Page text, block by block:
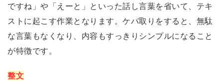
ですね」や「えーと」といった話し言葉を省いて、テキ
ストに起こす作業となります。ケバ取りをすると、無駄
な言葉もなくなり、内容もすっきりシンプルになること
が特徴です。
整文